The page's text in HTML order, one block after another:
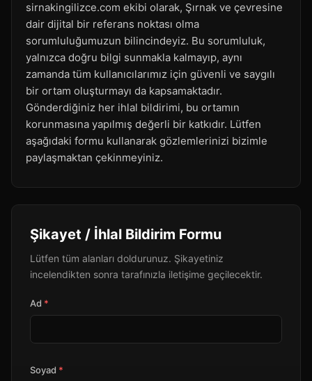
sirnakingilizce.com ekibi olarak, Şırnak ve çevresine
dair dijital bir referans noktası olma
sorumluluğumuzun bilincindeyiz. Bu sorumluluk,
yalnızca doğru bilgi sunmakla kalmayıp, aynı
zamanda tüm kullanıcılarımız için güvenli ve saygılı
bir ortam oluşturmayı da kapsamaktadır.
Gönderdiğiniz her ihlal bildirimi, bu ortamın
korunmasına yapılmış değerli bir katkıdır. Lütfen
aşağıdaki formu kullanarak gözlemlerinizi bizimle
paylaşmaktan çekinmeyiniz.
Şikayet / İhlal Bildirim Formu
Lütfen tüm alanları doldurunuz. Şikayetiniz
incelendikten sonra tarafınızla iletişime geçilecektir.
Ad *
Soyad *